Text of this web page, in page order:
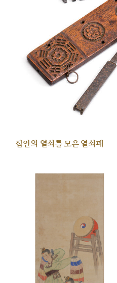
집안의 열쇠를 모은 열쇠패